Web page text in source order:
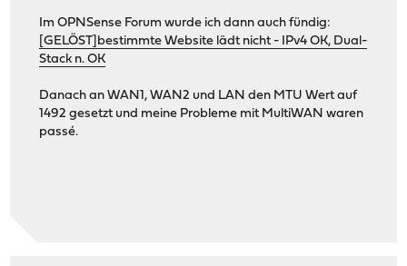
Im OPNSense Forum wurde ich dann auch fündig:
[GELÖST]bestimmte Website lädt nicht - IPv4 OK, Dual-
Stack n. OK
Danach an WAN1, WAN2 und LAN den MTU Wert auf
1492 gesetzt und meine Probleme mit MultiWAN waren
passé.